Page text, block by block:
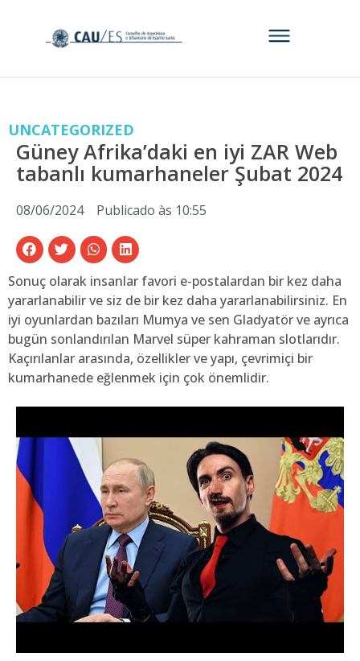
UNCATEGORIZED
Güney Afrika’daki en iyi ZAR Web
tabanlı kumarhaneler Şubat 2024
08/06/2024 Publicado às 10:55
Sonuç olarak insanlar favori e-postalardan bir kez daha
yararlanabilir ve siz de bir kez daha yararlanabilirsiniz. En
iyi oyunlardan bazıları Mumya ve sen Gladyatör ve ayrıca
bugün sonlandırılan Marvel süper kahraman slotlarıdır.
Kaçırılanlar arasında, özellikler ve yapı, çevrimiçi bir
kumarhanede eğlenmek için çok önemlidir.